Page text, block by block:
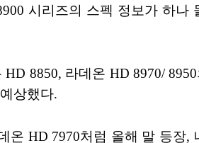
시리즈의 스펙 정보가 하나
8850, 라데온 HD 8970/
상했다.
온 HD 7970처럼 올해 말 등장,